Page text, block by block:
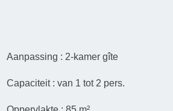
Aanpassing : 2-kamer gîte
Capaciteit : van 1 tot 2 pers.